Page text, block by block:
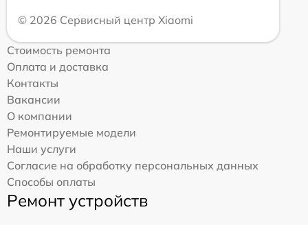
© 2026 Сервисный центр Xiaomi
Стоимость ремонта
Оплата и доставка
Контакты
Вакансии
О компании
Ремонтируемые модели
Наши услуги
Согласие на обработку персональных данных
Способы оплаты
Ремонт устройств